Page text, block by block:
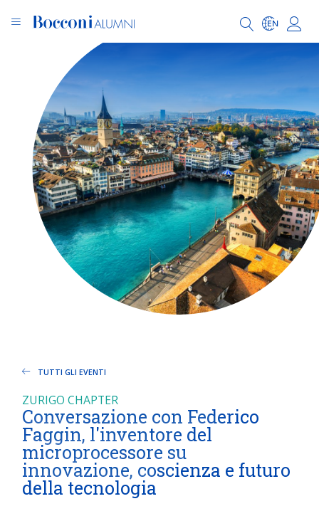
TUTTI GLI EVENTI
ZURIGO CHAPTER
Conversazione con Federico
Faggin, l'inventore del
microprocessore su
innovazione, coscienza e futuro
della tecnologia